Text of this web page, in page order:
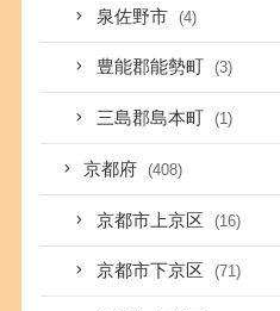
泉佐野市 (4)
豊能郡能勢町 (3)
三島郡島本町 (1)
京都府 (408)
京都市上京区 (16)
京都市下京区 (71)